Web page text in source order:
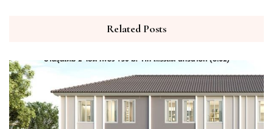
Related Posts